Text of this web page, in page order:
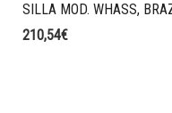
210,54€